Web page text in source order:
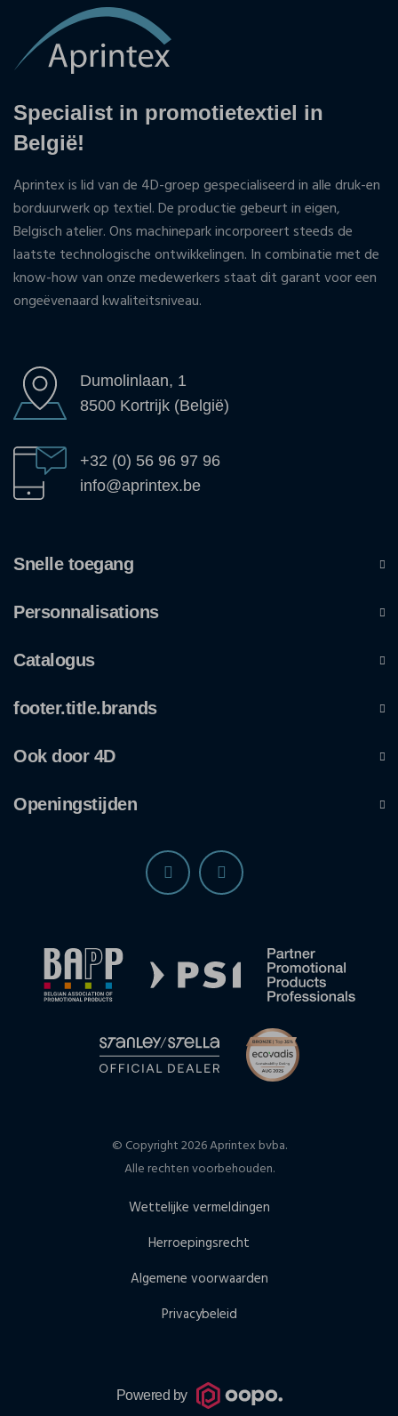
Specialist in promotietextiel in
België!
Aprintex is lid van de 4D-groep gespecialiseerd in alle druk-en
borduurwerk op textiel. De productie gebeurt in eigen,
Belgisch atelier. Ons machinepark incorporeert steeds de
laatste technologische ontwikkelingen. In combinatie met de
know-how van onze medewerkers staat dit garant voor een
ongeëvenaard kwaliteitsniveau.
Dumolinlaan, 1
8500 Kortrijk (België)
+32 (0) 56 96 97 96
info@aprintex.be
Snelle toegang
Personnalisations
Catalogus
footer.title.brands
Ook door 4D
Openingstijden
© Copyright 2026 Aprintex bvba.
Alle rechten voorbehouden.
Wettelijke vermeldingen
Herroepingsrecht
Algemene voorwaarden
Privacybeleid
Powered by